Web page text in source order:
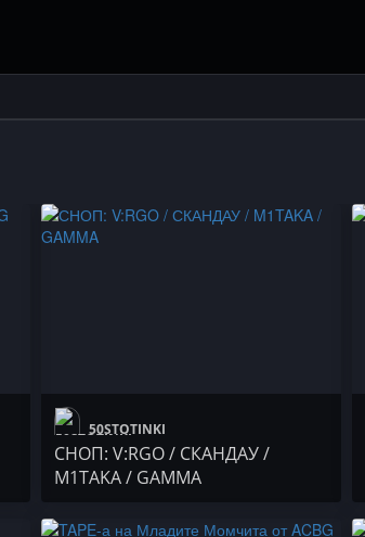
50STOTINKI
СНОП: V:RGO / СКАНДАУ /
M1TAKA / GAMMA